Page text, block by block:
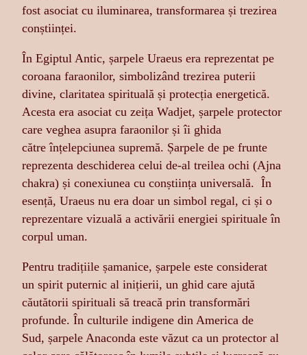
fost asociat cu iluminarea, transformarea și trezirea
conștiinței.
În Egiptul Antic, șarpele Uraeus era reprezentat pe
coroana faraonilor, simbolizând trezirea puterii
divine, claritatea spirituală și protecția energetică.
Acesta era asociat cu zeița Wadjet, șarpele protector
care veghea asupra faraonilor și îi ghida
către înțelepciunea supremă. Șarpele de pe frunte
reprezenta deschiderea celui de-al treilea ochi (Ajna
chakra) și conexiunea cu conștiința universală. În
esență, Uraeus nu era doar un simbol regal, ci și o
reprezentare vizuală a activării energiei spirituale în
corpul uman.
Pentru tradițiile șamanice, șarpele este considerat
un spirit puternic al inițierii, un ghid care ajută
căutătorii spirituali să treacă prin transformări
profunde. În culturile indigene din America de
Sud, șarpele Anaconda este văzut ca un protector al